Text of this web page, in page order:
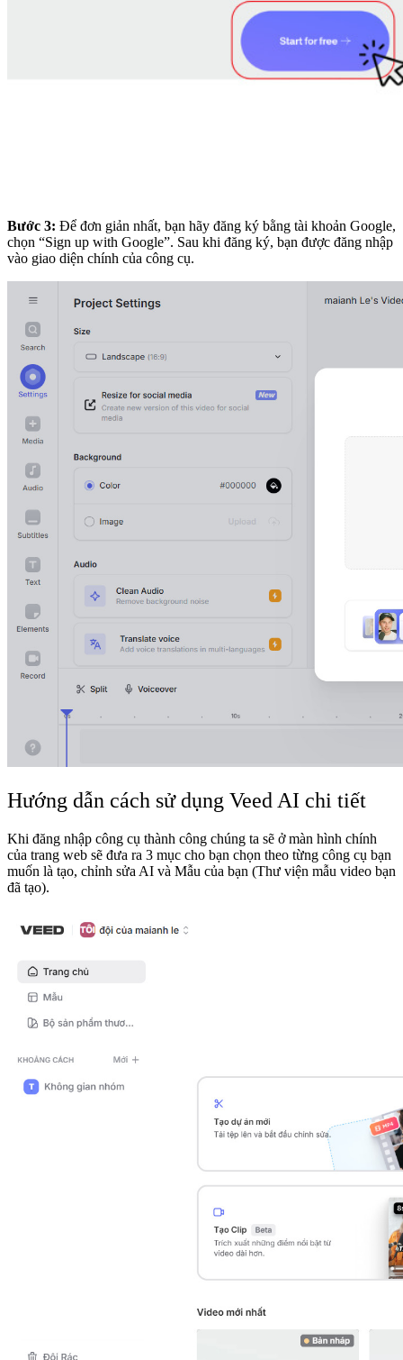
Bước 3: Để đơn giản nhất, bạn hãy đăng ký bằng tài khoản Google,
chọn “Sign up with Google”. Sau khi đăng ký, bạn được đăng nhập
vào giao diện chính của công cụ.
Hướng dẫn cách sử dụng Veed AI chi tiết
Khi đăng nhập công cụ thành công chúng ta sẽ ở màn hình chính
của trang web sẽ đưa ra 3 mục cho bạn chọn theo từng công cụ bạn
muốn là tạo, chỉnh sửa AI và Mẫu của bạn (Thư viện mẫu video bạn
đã tạo).